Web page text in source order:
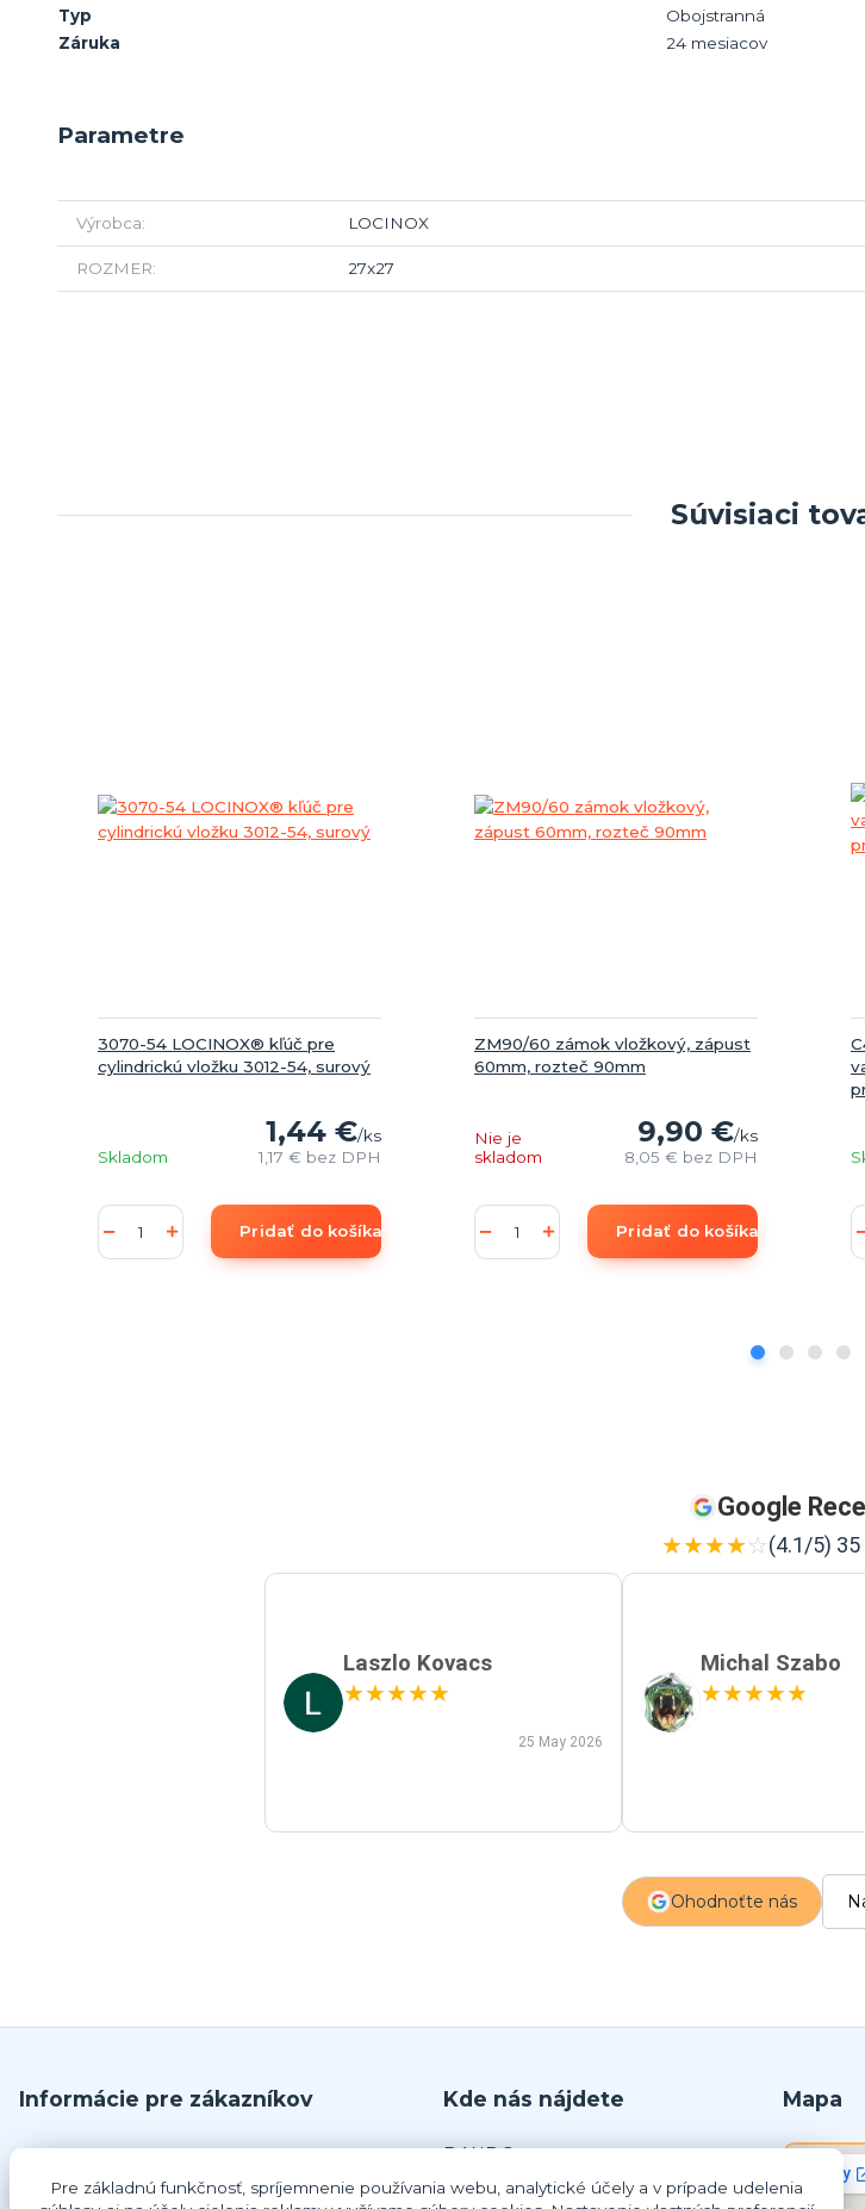
Typ
Obojstranná
Záruka
24 mesiacov
Parametre
Výrobca LOCINOX
ROZMER 27x27
Súvisiaci
3070-54 LOCINOX® kľúč pre
cylindrickú vložku 3012-54, surový
1,44 €/ks
1,17 € bez DPH
Skladom
Pridať do košíka
ZM90/60 zámok vložkový, zápust
60mm, rozteč 90mm
9,90 €/ks
8,05 € bez DPH
Nie je
skladom
Pridať do košíka
Google
★★★★☆(4.1/5)
Laszlo Kovacs
★★★★★
25 May 2026
Michal Szabo
★★★★★
Ohodnoťte nás
Informácie pre zákazníkov
Obchodné podmienky
Kde nás nájdete
DANDO, s.r.o.
č.679
925 63 Dolná Streda
Mapa
Pre základnú funkčnosť, spríjemnenie používania webu, analytické účely a v prípade udelenia